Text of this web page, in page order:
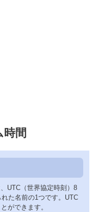
間
UTC（世界協定時刻）8
た名前の1つです。UTC
ができます。